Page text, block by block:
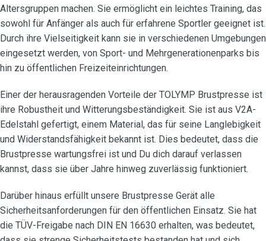
Altersgruppen machen. Sie ermöglicht ein leichtes Training, das
sowohl für Anfänger als auch für erfahrene Sportler geeignet ist.
Durch ihre Vielseitigkeit kann sie in verschiedenen Umgebungen
eingesetzt werden, von Sport- und Mehrgenerationenparks bis
hin zu öffentlichen Freizeiteinrichtungen.
Einer der herausragenden Vorteile der TOLYMP Brustpresse ist
ihre Robustheit und Witterungsbeständigkeit. Sie ist aus V2A-
Edelstahl gefertigt, einem Material, das für seine Langlebigkeit
und Widerstandsfähigkeit bekannt ist. Dies bedeutet, dass die
Brustpresse wartungsfrei ist und Du dich darauf verlassen
kannst, dass sie über Jahre hinweg zuverlässig funktioniert.
Darüber hinaus erfüllt unsere Brustpresse Gerät alle
Sicherheitsanforderungen für den öffentlichen Einsatz. Sie hat
die TÜV-Freigabe nach DIN EN 16630 erhalten, was bedeutet,